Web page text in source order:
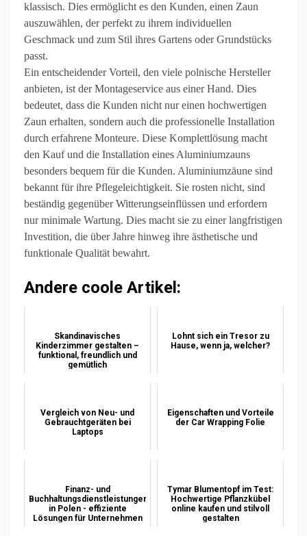
klassisch. Dies ermöglicht es den Kunden, einen Zaun
auszuwählen, der perfekt zu ihrem individuellen
Geschmack und zum Stil ihres Gartens oder Grundstücks
passt.
Ein entscheidender Vorteil, den viele polnische Hersteller
anbieten, ist der Montageservice aus einer Hand. Dies
bedeutet, dass die Kunden nicht nur einen hochwertigen
Zaun erhalten, sondern auch die professionelle Installation
durch erfahrene Monteure. Diese Komplettlösung macht
den Kauf und die Installation eines Aluminiumzauns
besonders bequem für die Kunden. Aluminiumzäune sind
bekannt für ihre Pflegeleichtigkeit. Sie rosten nicht, sind
beständig gegenüber Witterungseinflüssen und erfordern
nur minimale Wartung. Dies macht sie zu einer langfristigen
Investition, die über Jahre hinweg ihre ästhetische und
funktionale Qualität bewahrt.
Andere coole Artikel:
Skandinavisches
Kinderzimmer gestalten –
funktional, freundlich und
gemütlich
Lohnt sich ein Tresor zu
Hause, wenn ja, welcher?
Vergleich von Neu- und
Gebrauchtgeräten bei
Laptops
Eigenschaften und Vorteile
der Car Wrapping Folie
Finanz- und
Buchhaltungsdienstleistungen
in Polen - effiziente
Lösungen für Unternehmen
Tymar Blumentopf im Test:
Hochwertige Pflanzkübel
online kaufen und stilvoll
gestalten